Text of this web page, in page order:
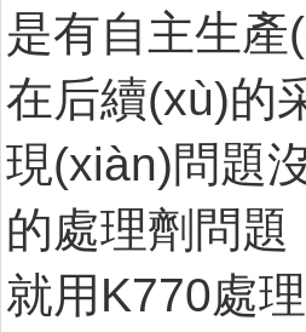
是有自主生產
在后續(xù)的
現(xiàn)問題
的處理劑問題
就用K770處